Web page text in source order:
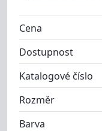
Cena
Dostupnost
Katalogové číslo
Rozměr
Barva